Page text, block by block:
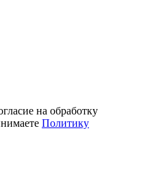
на обработку
Политику